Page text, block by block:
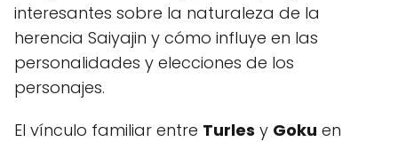
interesantes sobre la naturaleza de la
herencia Saiyajin y cómo influye en las
personalidades y elecciones de los
personajes.
El vínculo familiar entre Turles y Goku en